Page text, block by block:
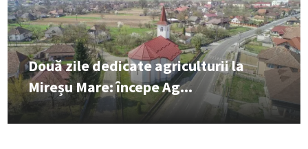
Două zile dedicate agriculturii la
Mireșu Mare: începe Ag...